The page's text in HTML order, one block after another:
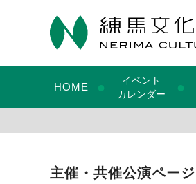
HOME ●
イベント
カレンダー
●
主催・共催公演ページ